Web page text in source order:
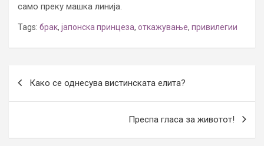
само преку машка линија.
Tags: брак, јапонска принцеза, откажување, привилегии
navigation
Како се однесува вистинската елита?
Преспа гласа за животот!